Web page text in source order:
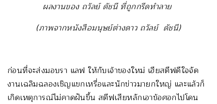
ผลงานของ ถวัลย์ ดัชนี ที่ถูกกรีดทำลาย
(ภาพจากหนังสือมนุษย์ต่างดาว ถวัลย์ ดัชนี)
ก่อนที่จะส่งมอบรา แลฟ ให้กับเจ้าของใหม่ เฮียสตีฟดีใจจัด
งานเฉลิมฉลองเชิญแขกเหรื่อและนักข่าวมายกใหญ่ และแล้วก็
เกิดเหตุการณ์ไม่คาดฝันขึ้น สตีฟเสียหลักเอาข้อศอกไปโดน